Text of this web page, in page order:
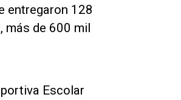
entregaron 128
de 600 mil
Escolar